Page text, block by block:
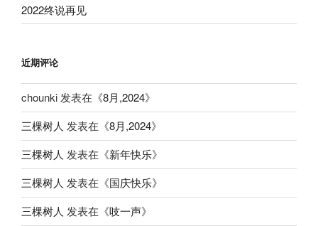
2022终说再见
近期评论
chounki发表在《8月,2024》
三棵树人 发表在《8月,2024》
三棵树人 发表在《新年快乐》
三棵树人 发表在《国庆快乐》
三棵树人 发表在《吱一声》